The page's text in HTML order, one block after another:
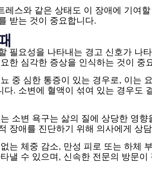
레스와 같은 상태도 이 장애에 기여
받는 것이 중요합니다.
필요성을 나타내는 경고 신호가 나
한 심각한 증상을 인식하는 것이 중
중 심한 통증이 있는 경우로, 이는
. 소변에 혈액이 섞여 있는 경우도
소변 욕구는 삶의 질에 상당한 영
장애를 진단하기 위해 의사에게 상
는 체중 감소, 만성 피로 또는 하체
낼 수 있으며, 신속한 전문의 방문이